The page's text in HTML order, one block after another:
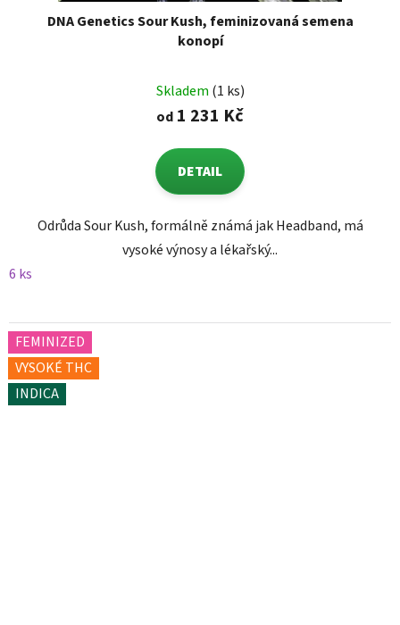
DNA Genetics Sour Kush, feminizovaná semena
konopí
Skladem (1 ks)
od 1 231 Kč
DETAIL
Odrůda Sour Kush, formálně známá jak Headband, má
vysoké výnosy a lékařský...
6 ks
FEMINIZED
VYSOKÉ THC
INDICA